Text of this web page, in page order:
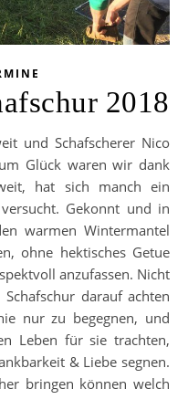
2018
Glück waren wir dank
hat sich manch ein
Gekonnt und in
warmen Wintermantel
ohne hektisches Getue
anzufassen. Nicht
darauf achten
nur zu begegnen, und
Leben für sie trachten,
& Liebe segnen.
bringen können welch